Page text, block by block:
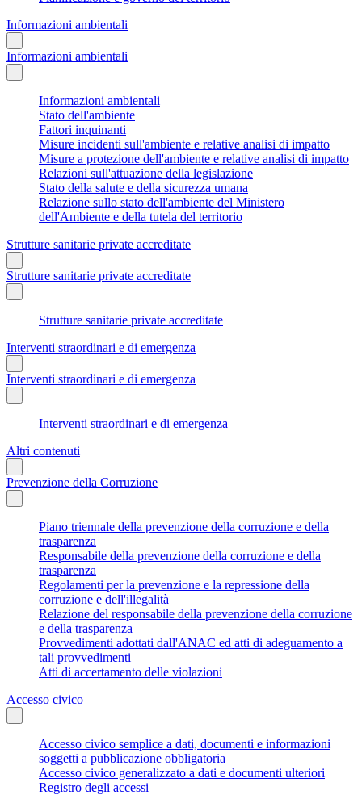
Informazioni ambientali
Informazioni ambientali
Informazioni ambientali
Stato dell'ambiente
Fattori inquinanti
Misure incidenti sull'ambiente e relative analisi di impatto
Misure a protezione dell'ambiente e relative analisi di impatto
Relazioni sull'attuazione della legislazione
Stato della salute e della sicurezza umana
Relazione sullo stato dell'ambiente del Ministero
dell'Ambiente e della tutela del territorio
Strutture sanitarie private accreditate
Strutture sanitarie private accreditate
Strutture sanitarie private accreditate
Interventi straordinari e di emergenza
Interventi straordinari e di emergenza
Interventi straordinari e di emergenza
Altri contenuti
Prevenzione della Corruzione
Piano triennale della prevenzione della corruzione e della
trasparenza
Responsabile della prevenzione della corruzione e della
trasparenza
Regolamenti per la prevenzione e la repressione della
corruzione e dell'illegalità
Relazione del responsabile della prevenzione della corruzione
e della trasparenza
Provvedimenti adottati dall'ANAC ed atti di adeguamento a
tali provvedimenti
Atti di accertamento delle violazioni
Accesso civico
Accesso civico semplice a dati, documenti e informazioni
soggetti a pubblicazione obbligatoria
Accesso civico generalizzato a dati e documenti ulteriori
Registro degli accessi